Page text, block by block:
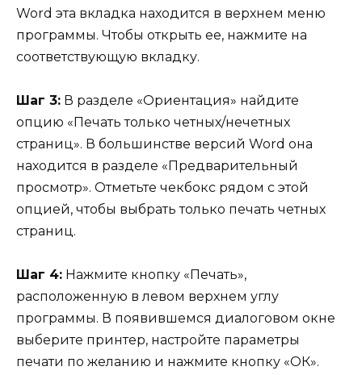
Word эта вкладка находится в верхнем меню
программы. Чтобы открыть ее, нажмите на
соответствующую вкладку.
Шаг 3: В разделе «Ориентация» найдите
опцию «Печать только четных/нечетных
страниц». В большинстве версий Word она
находится в разделе «Предварительный
просмотр». Отметьте чекбокс рядом с этой
опцией, чтобы выбрать только печать четных
страниц.
Шаг 4: Нажмите кнопку «Печать»,
расположенную в левом верхнем углу
программы. В появившемся диалоговом окне
выберите принтер, настройте параметры
печати по желанию и нажмите кнопку «ОК».